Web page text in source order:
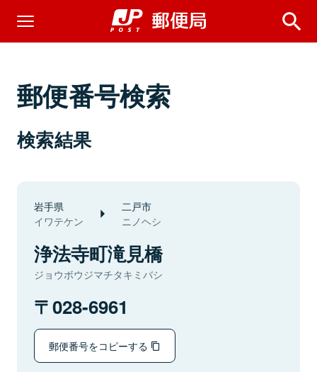
郵便番号検索
検索結果
岩手県
イワテケン
二戸市
ニノヘシ
浄法寺町滝見橋
ジョウボウジマチタキミバシ
028-6961
郵便番号をコピーする